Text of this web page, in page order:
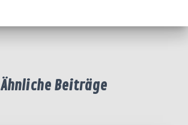
Ähnliche Beiträge